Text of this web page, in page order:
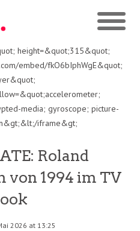
height=&quot;315&quot;
embed/fkO6bIphWgE&quot;
media; gyroscope; picture-
iframe&gt;
Roland
von 1994 im TV
2026 at 13:25